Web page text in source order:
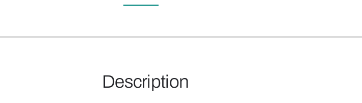
Description